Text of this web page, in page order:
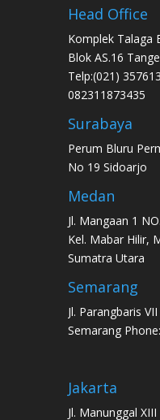
Head Office
Komplek Talaga
Blok AS.16
Telp:(021)
082311873435
Surabaya
Perum Bluru
No 19 Sidoarjo
Medan
Jl. Mangaan 1
Kel. Mabar Hilir,
Sumatra Utara
Semarang
Jl. Parangbaris
Semarang
Jakarta
Jl. Manunggal